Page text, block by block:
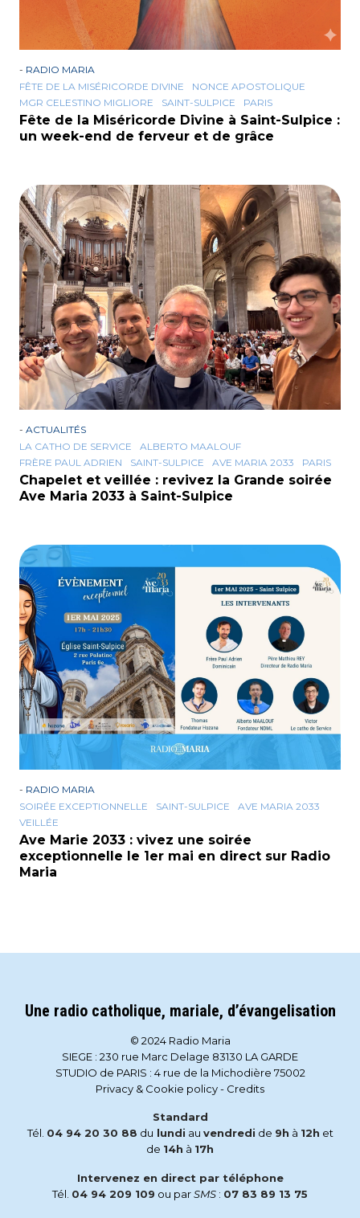
- RADIO MARIA
FÊTE DE LA MISÉRICORDE DIVINE
NONCE APOSTOLIQUE
MGR CELESTINO MIGLIORE
SAINT-SULPICE PARIS
Fête de la Miséricorde Divine à Saint-Sulpice :
un week-end de ferveur et de grâce
- ACTUALITÉS
LA CATHO DE SERVICE
ALBERTO MAALOUF
FRÈRE PAUL ADRIEN
SAINT-SULPICE AVE MARIA 2033 PARIS
Chapelet et veillée : revivez la Grande soirée
Ave Maria 2033 à Saint-Sulpice
- RADIO MARIA
SOIRÉE EXCEPTIONNELLE
SAINT-SULPICE
AVE MARIA 2033
VEILLÉE
Ave Marie 2033 : vivez une soirée
exceptionnelle le 1er mai en direct sur Radio
Maria
Une radio catholique, mariale, d’évangelisation
© 2024 Radio Maria
SIEGE : 230 rue Marc Delage 83130 LA GARDE
STUDIO de PARIS : 4 rue de la Michodière 75002
Privacy & Cookie policy- Credits
Standard
Tél. 04 94 20 30 88 du lundi au vendredi de 9h à 12h et
de 14h à 17h
Intervenez en direct par téléphone
Tél. 04 94 209 109 ou parSMS : 07 83 89 13 75